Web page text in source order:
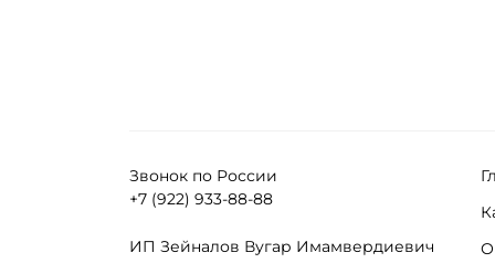
Звонок по России
+7 (922) 933-88-88
ИП Зейналов Вугар Имамвердиевич